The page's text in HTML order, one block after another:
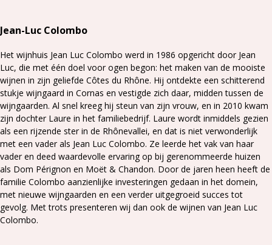
Jean-Luc Colombo
Het wijnhuis Jean Luc Colombo werd in 1986 opgericht door Jean
Luc, die met één doel voor ogen begon: het maken van de mooiste
wijnen in zijn geliefde Côtes du Rhône. Hij ontdekte een schitterend
stukje wijngaard in Cornas en vestigde zich daar, midden tussen de
wijngaarden. Al snel kreeg hij steun van zijn vrouw, en in 2010 kwam
zijn dochter Laure in het familiebedrijf. Laure wordt inmiddels gezien
als een rijzende ster in de Rhônevallei, en dat is niet verwonderlijk
met een vader als Jean Luc Colombo. Ze leerde het vak van haar
vader en deed waardevolle ervaring op bij gerenommeerde huizen
als Dom Pérignon en Moët & Chandon. Door de jaren heen heeft de
familie Colombo aanzienlijke investeringen gedaan in het domein,
met nieuwe wijngaarden en een verder uitgegroeid succes tot
gevolg. Met trots presenteren wij dan ook de wijnen van Jean Luc
Colombo.